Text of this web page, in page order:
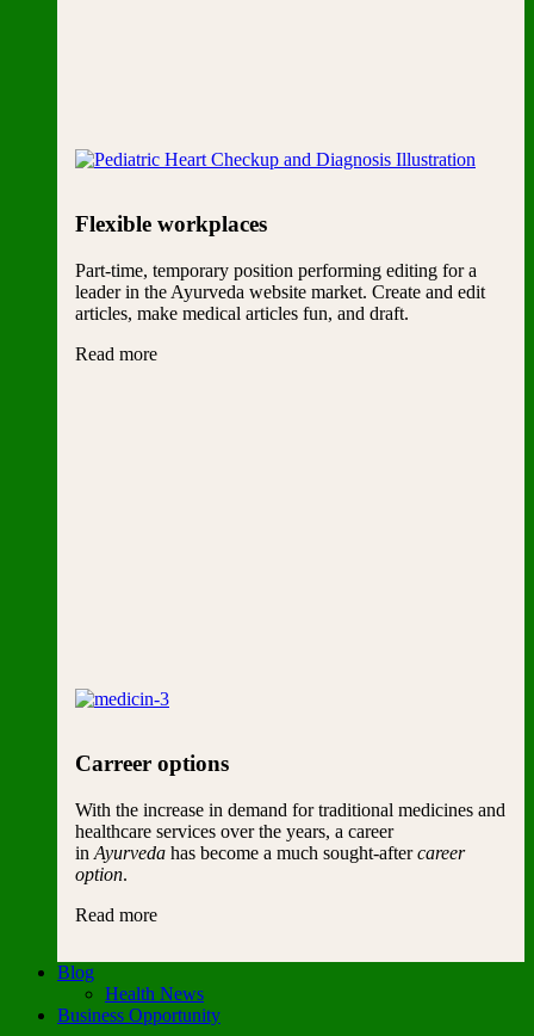
Flexible workplaces
Part-time, temporary position performing editing for a
leader in the Ayurveda website market. Create and edit
articles, make medical articles fun, and draft.
Read more
Carreer options
With the increase in demand for traditional medicines and
healthcare services over the years, a career
in Ayurveda has become a much sought-aftercareer
option.
Read more
Blog
Health News
Business Opportunity